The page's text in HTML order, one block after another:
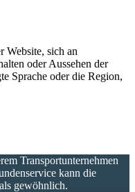
Website, sich an
oder Aussehen der
Sprache oder die Region,
Transportunternehmen
kann die
gewöhnlich.